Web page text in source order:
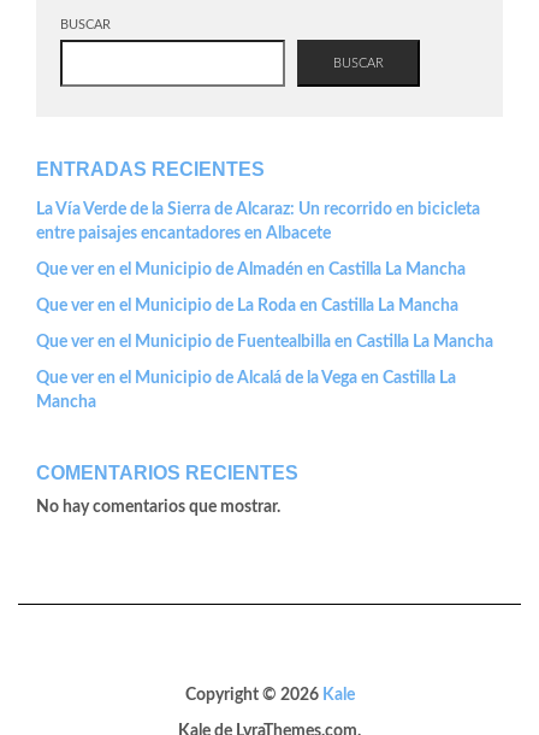
BUSCAR
BUSCAR
ENTRADAS RECIENTES
La Vía Verde de la Sierra de Alcaraz: Un recorrido en bicicleta
entre paisajes encantadores en Albacete
Que ver en el Municipio de Almadén en Castilla La Mancha
Que ver en el Municipio de La Roda en Castilla La Mancha
Que ver en el Municipio de Fuentealbilla en Castilla La Mancha
Que ver en el Municipio de Alcalá de la Vega en Castilla La
Mancha
COMENTARIOS RECIENTES
No hay comentarios que mostrar.
Copyright © 2026 Kale
Kale de LyraThemes.com.